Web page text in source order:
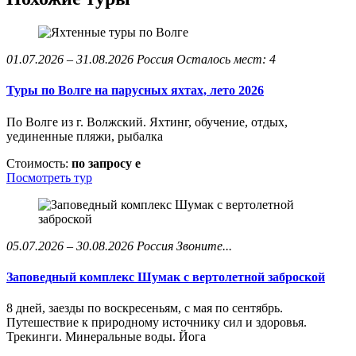
01.07.2026 – 31.08.2026 Россия Осталось мест: 4
Туры по Волге на парусных яхтах, лето 2026
По Волге из г. Волжский. Яхтинг, обучение, отдых,
уединенные пляжи, рыбалка
Стоимость: по запросу e
Посмотреть тур
05.07.2026 – 30.08.2026 Россия Звоните...
Заповедный комплекс Шумак с вертолетной заброской
8 дней, заезды по воскресеньям, с мая по сентябрь.
Путешествие к природному источнику сил и здоровья.
Трекинги. Минеральные воды. Йога